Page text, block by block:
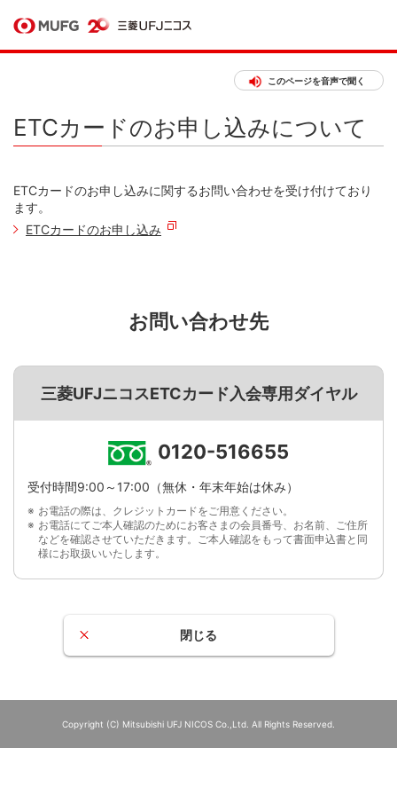
このページを音声で聞く
ETCカードのお申し込みについて
ETCカードのお申し込みに関するお問い合わせを受け付けており
ます。
ETCカードのお申し込み
お問い合わせ先
三菱UFJニコスETCカード入会専用ダイヤル
0120-516655
受付時間9:00～17:00（無休・年末年始は休み）
お電話の際は、クレジットカードをご用意ください。
お電話にてご本人確認のためにお客さまの会員番号、お名前、ご住所
などを確認させていただきます。ご本人確認をもって書面申込書と同
様にお取扱いいたします。
閉じる
Copyright (C) Mitsubishi UFJ NICOS Co.,Ltd. All Rights Reserved.